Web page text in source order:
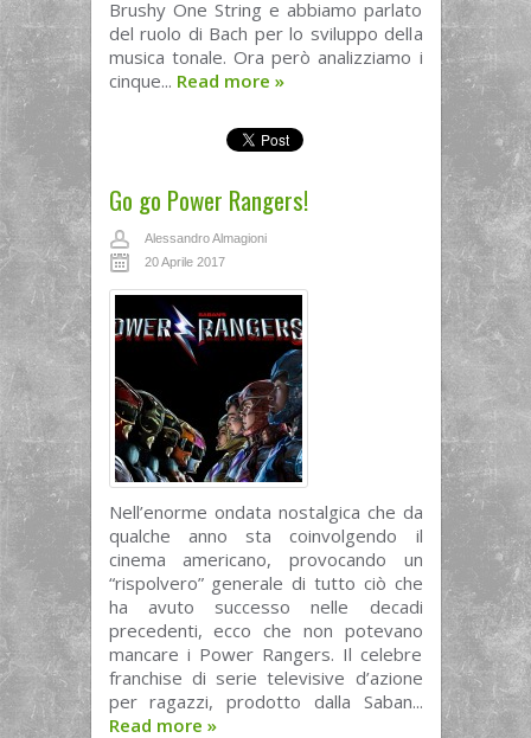
Brushy One String e abbiamo parlato
del ruolo di Bach per lo sviluppo della
musica tonale. Ora però analizziamo i
cinque... Read more »
Go go Power Rangers!
Alessandro Almagioni
20 Aprile 2017
Nell’enorme ondata nostalgica che da
qualche anno sta coinvolgendo il
cinema americano, provocando un
“rispolvero” generale di tutto ciò che
ha avuto successo nelle decadi
precedenti, ecco che non potevano
mancare i Power Rangers. Il celebre
franchise di serie televisive d’azione
per ragazzi, prodotto dalla Saban...
Read more »